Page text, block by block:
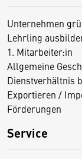
Unternehmen
Lehrling
1. Mitarbeiter:in
Allgemeine
Dienstverhältnis
Exportieren /
Förderungen
Service